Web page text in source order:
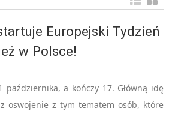
Europejski Tydzień
w Polsce!
a kończy 17. Główną idę
oswojenie z tym tematem osób, które